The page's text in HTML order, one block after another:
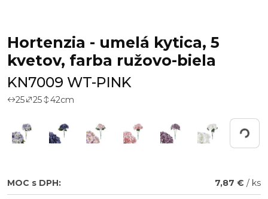
Hortenzia - umelá kytica, 5
kvetov, farba ružovo-biela
KN7009 WT-PINK
25 25 42cm Working...
MOC s DPH: 7,87 € / ks